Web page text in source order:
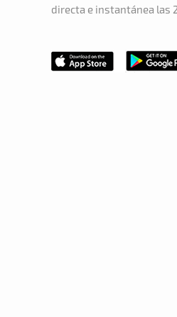
directa e instantánea las